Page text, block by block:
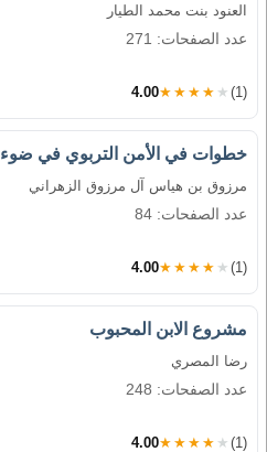
العنود بنت محمد الطيار
عدد الصفحات: 271
4.00★★★★★ (1)
خطوات في الأمن التربوي في ضوء
مرزوق بن هياس آل مرزوق الزهراني
عدد الصفحات: 84
4.00★★★★★ (1)
مشروع الابن المحبوب
رضا المصري
عدد الصفحات: 248
4.00★★★★★ (1)